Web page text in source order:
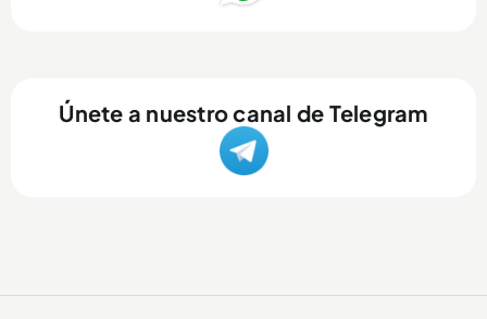
Únete a nuestro canal de Telegram